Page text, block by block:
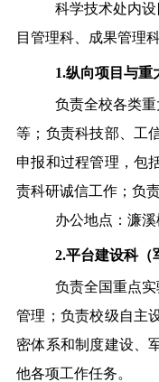
科学技术处内
目管理科、成果管理
1.纵向项目与重
负责全校各类
等；负责科技部、工
申报和过程管理，包
责科研诚信工作；负
办公地点：濂溪
2.平台建设科（
负责全国重点
管理；负责校级自主
密体系和制度建设、
他各项工作任务。